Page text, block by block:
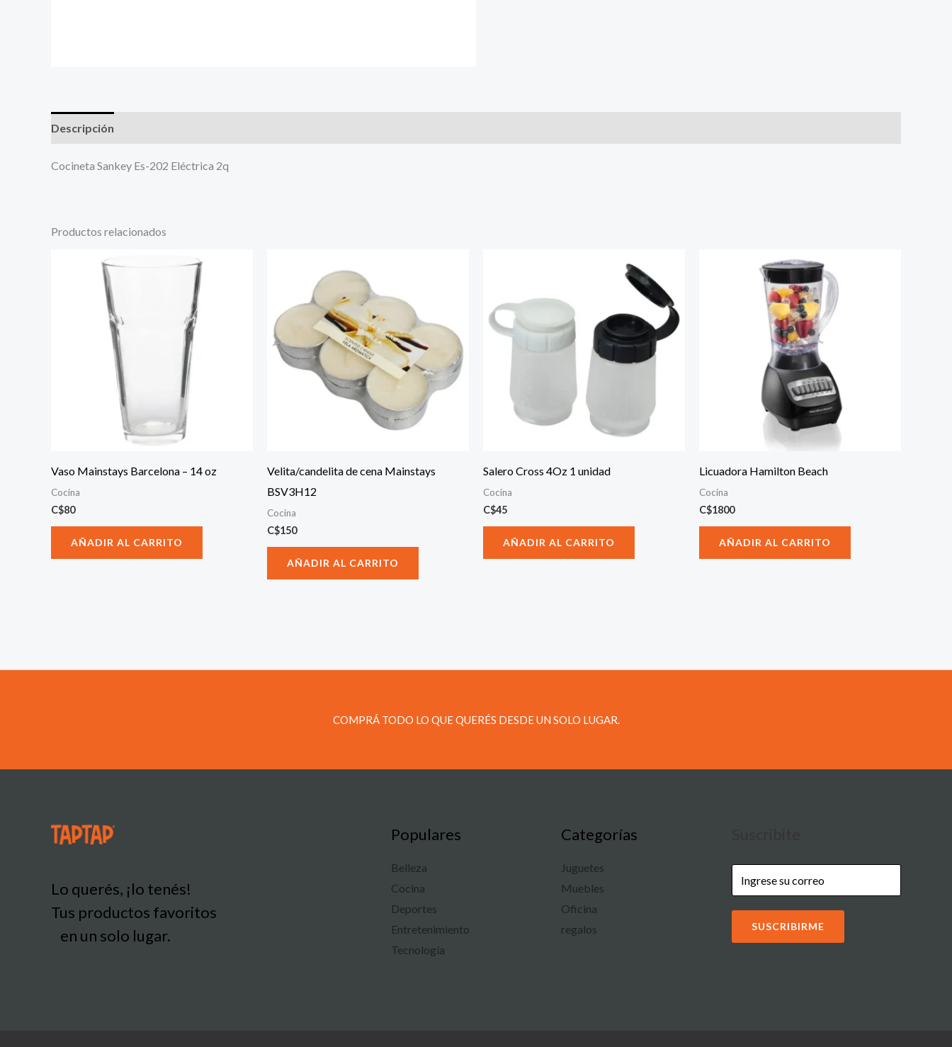
Descripción
Cocineta Sankey Es-202 Eléctrica 2q
Productos relacionados
Vaso Mainstays Barcelona – 14 oz
Cocina
C$80
AÑADIR AL CARRITO
Velita/candelita de cena Mainstays
BSV3H12
Cocina
C$150
AÑADIR AL CARRITO
Salero Cross 4Oz 1 unidad
Cocina
C$45
AÑADIR AL CARRITO
Licuadora Hamilton Beach
Cocina
C$1800
AÑADIR AL CARRITO
COMPRÁ TODO LO QUE QUERÉS DESDE UN SOLO LUGAR.
Lo querés, ¡lo tenés!
Tus productos favoritos
en un solo lugar.
Populares
Belleza
Cocina
Deportes
Entretenimiento
Tecnología
Categorías
Juguetes
Muebles
Oficina
regalos
SUSCRIBIRME